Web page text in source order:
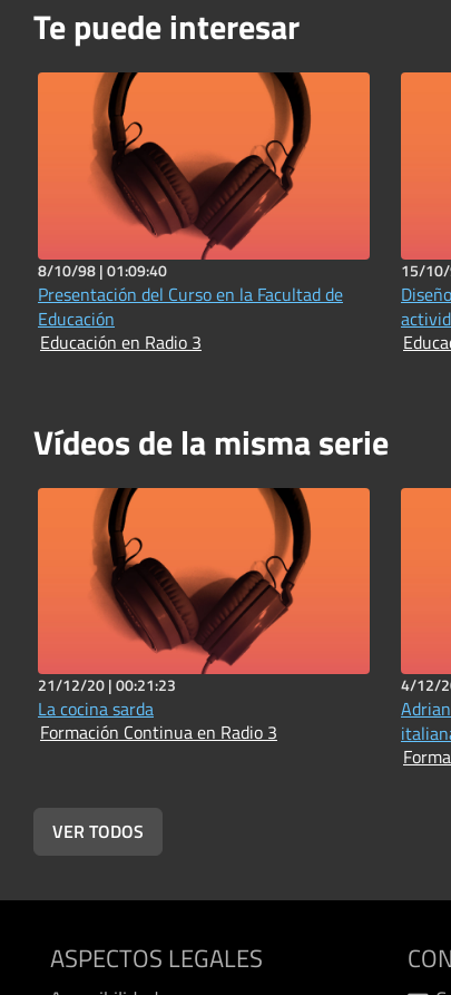
Te puede interesar
8/10/98 |01:09:40
Presentación del Curso en la Facultad de
Educación
Educación en Radio 3
15/
Vídeos de la misma serie
21/12/20 |00:21:23
La cocina sarda
Formación Continua en Radio 3
4/12/
VER TODOS
ASPECTOS LEGALES